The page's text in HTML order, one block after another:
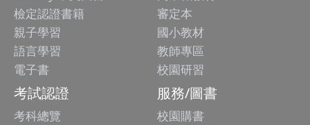
檢定認證書籍
親子學習
語言學習
電子書
審定本
國小教材
教師專區
校園研習
考試認證
考科總覽
服務/圖書
校園購書